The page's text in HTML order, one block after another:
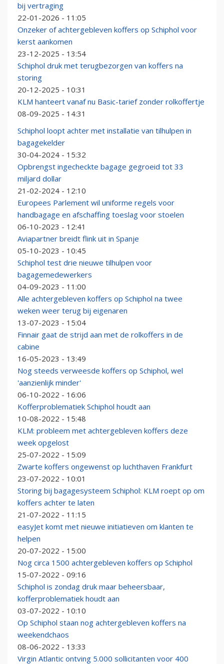
bij vertraging
22-01-2026 - 11:05
Onzeker of achtergebleven koffers op Schiphol voor
kerst aankomen
23-12-2025 - 13:54
Schiphol druk met terugbezorgen van koffers na
storing
20-12-2025 - 10:31
KLM hanteert vanaf nu Basic-tarief zonder rolkoffertje
08-09-2025 - 14:31
Schiphol loopt achter met installatie van tilhulpen in
bagagekelder
30-04-2024 - 15:32
Opbrengst ingecheckte bagage gegroeid tot 33
miljard dollar
21-02-2024 - 12:10
Europees Parlement wil uniforme regels voor
handbagage en afschaffing toeslag voor stoelen
06-10-2023 - 12:41
Aviapartner breidt flink uit in Spanje
05-10-2023 - 10:45
Schiphol test drie nieuwe tilhulpen voor
bagagemedewerkers
04-09-2023 - 11:00
Alle achtergebleven koffers op Schiphol na twee
weken weer terug bij eigenaren
13-07-2023 - 15:04
Finnair gaat de strijd aan met de rolkoffers in de
cabine
16-05-2023 - 13:49
Nog steeds verweesde koffers op Schiphol, wel
'aanzienlijk minder'
06-10-2022 - 16:06
Kofferproblematiek Schiphol houdt aan
10-08-2022 - 15:48
KLM: probleem met achtergebleven koffers deze
week opgelost
25-07-2022 - 15:09
Zwarte koffers ongewenst op luchthaven Frankfurt
23-07-2022 - 10:01
Storing bij bagagesysteem Schiphol: KLM roept op om
koffers achter te laten
21-07-2022 - 11:15
easyJet komt met nieuwe initiatieven om klanten te
helpen
20-07-2022 - 15:00
Nog circa 1500 achtergebleven koffers op Schiphol
15-07-2022 - 09:16
Schiphol is zondag druk maar beheersbaar,
kofferproblematiek houdt aan
03-07-2022 - 10:10
Op Schiphol staan nog achtergebleven koffers na
weekendchaos
08-06-2022 - 13:33
Virgin Atlantic ontving 5.000 sollicitanten voor 400